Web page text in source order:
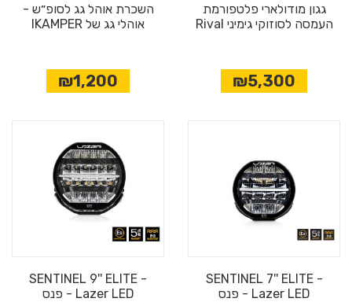
גגון מודולארי פלטפורמת
העמסה לסוזוקי גימיני Rival
₪5,300
השכרת אוהל גג לסופ״ש -
אוהלי גג של IKAMPER
₪1,200
SENTINEL 7'' ELITE -
Lazer LED - פנס
SENTINEL 9'' ELITE -
Lazer LED - פנס